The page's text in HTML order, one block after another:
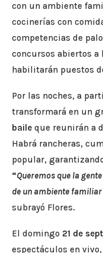
con un ambiente
cocinerías con
competencias de
concursos abiertos a
habilitarán puestos
Por las noches, a
transformará en un
baile que reunirán a
Habrá rancheras,
popular,
“Queremos que la
de un ambiente
subrayó Flores.
El domingo 21 de
espectáculos en